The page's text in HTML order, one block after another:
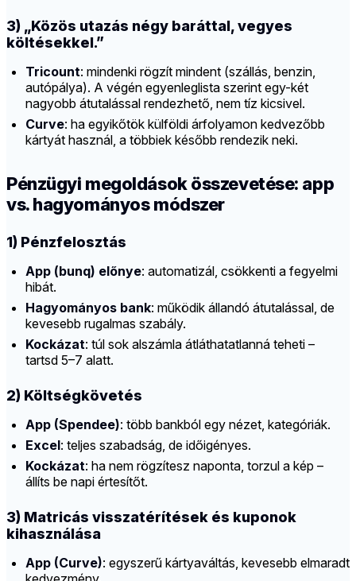
3) „Közös utazás négy baráttal, vegyes
költésekkel.”
Tricount: mindenki rögzít mindent (szállás, benzin,
autópálya). A végén egyenleglista szerint egy-két
nagyobb átutalással rendezhető, nem tíz kicsivel.
Curve: ha egyikőtök külföldi árfolyamon kedvezőbb
kártyát használ, a többiek később rendezik neki.
Pénzügyi megoldások összevetése: app
vs. hagyományos módszer
1) Pénzfelosztás
App (bunq) előnye: automatizál, csökkenti a fegyelmi
hibát.
Hagyományos bank: működik állandó átutalással, de
kevesebb rugalmas szabály.
Kockázat: túl sok alszámla átláthatatlanná teheti –
tartsd 5–7 alatt.
2) Költségkövetés
App (Spendee): több bankból egy nézet, kategóriák.
Excel: teljes szabadság, de időigényes.
Kockázat: ha nem rögzítesz naponta, torzul a kép –
állíts be napi értesítőt.
3) Matricás visszatérítések és kuponok
kihasználása
App (Curve): egyszerű kártyaváltás, kevesebb elmaradt